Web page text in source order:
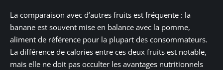
La comparaison avec d’autres fruits est fréquente : la
banane est souvent mise en balance avec la pomme,
aliment de référence pour la plupart des consommateurs.
La différence de calories entre ces deux fruits est notable,
mais elle ne doit pas occulter les avantages nutritionnels